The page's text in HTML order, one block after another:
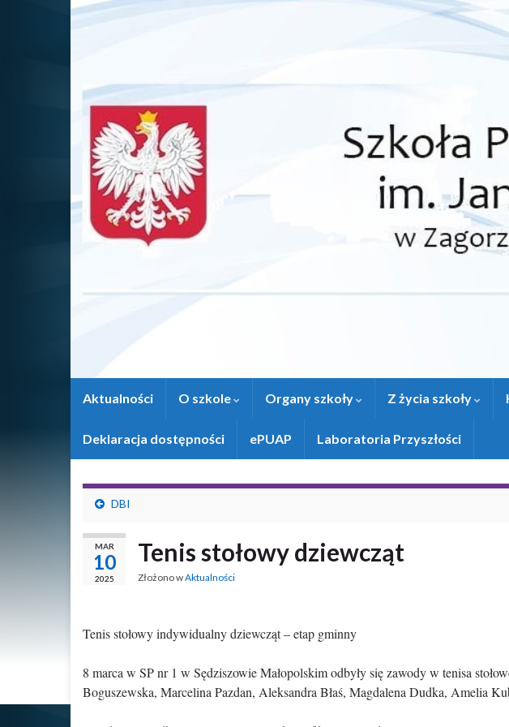
Aktualności O szkole Organy szkoły Z życia szkoły
Deklaracja dostępności ePUAP Laboratoria Przyszłości
DBI
MAR
10
2025
Tenis stołowy dziewcząt
Złożono wAktualności
Tenis stołowy indywidualny dziewcząt – etap gminny
8 marca w SP nr 1 w Sędziszowie Małopolskim odbyły się zawody w tenisa
Boguszewska, Marcelina Pazdan, Aleksandra Błaś, Magdalena Dudka, Amelia